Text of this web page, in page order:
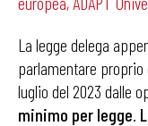
La legge delega
parlamentare
luglio del 2023 dalle
minimo per legge.